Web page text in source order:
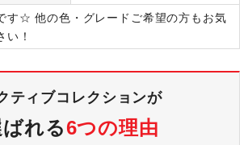
す☆ 他の色・グレードご希望の方もお気
い！
ティブコレクションが
れる6つの理由